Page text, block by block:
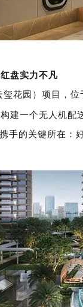
红盘实力不凡
玺花园）项目，
建一个无人机配
手的关键所在：